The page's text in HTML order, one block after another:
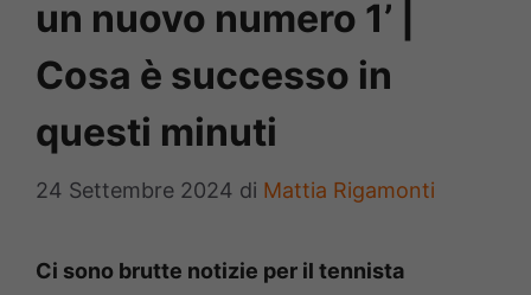
un nuovo numero 1’ |
Cosa è successo in
questi minuti
24 Settembre 2024 di Mattia Rigamonti
Ci sono brutte notizie per il tennista